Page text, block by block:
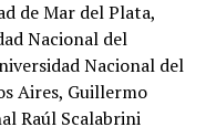
de Mar del Plata,
Nacional del
Nacional del
Aires, Guillermo
Raúl Scalabrini